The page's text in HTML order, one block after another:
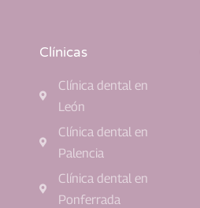
Clínicas
Clínica dental en
León
Clínica dental en
Palencia
Clínica dental en
Ponferrada